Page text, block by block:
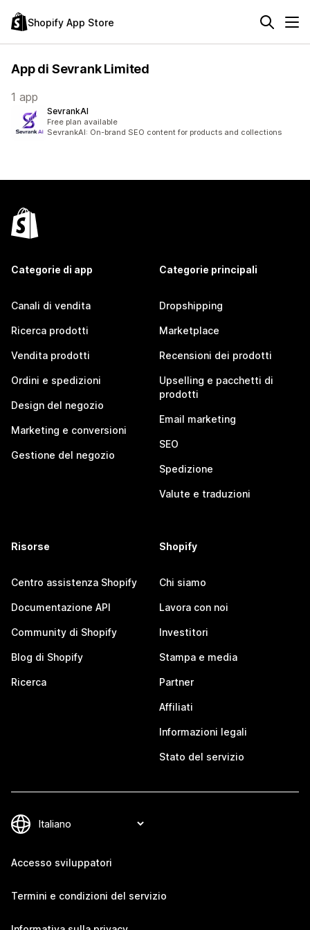
Shopify App Store
App di Sevrank Limited
1 app
SevrankAI
Free plan available
SevrankAI: On-brand SEO content for products and collections
Categorie di app
Canali di vendita
Ricerca prodotti
Vendita prodotti
Ordini e spedizioni
Design del negozio
Marketing e conversioni
Gestione del negozio
Categorie principali
Dropshipping
Marketplace
Recensioni dei prodotti
Upselling e pacchetti di
prodotti
Email marketing
SEO
Spedizione
Valute e traduzioni
Risorse
Centro assistenza Shopify
Documentazione API
Community di Shopify
Blog di Shopify
Ricerca
Shopify
Chi siamo
Lavora con noi
Investitori
Stampa e media
Partner
Affiliati
Informazioni legali
Stato del servizio
Accesso sviluppatori
Termini e condizioni del servizio